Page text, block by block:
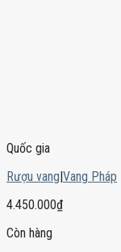
Quốc gia
Rượu vang|Vang Pháp
4.450.000₫
Còn hàng